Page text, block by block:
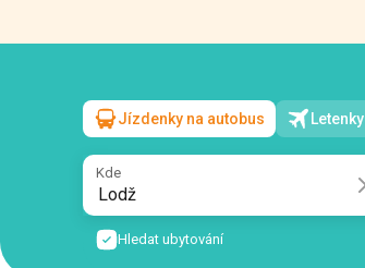
Lodž→Nemyriv
út, 11 srpna/1 cestující
Jízdenky na autobus Letenky
Kde
Hledat ubytování